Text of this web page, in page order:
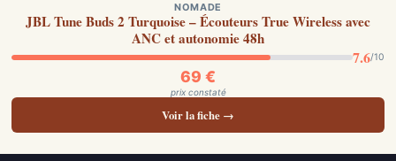
NOMADE
JBL Tune Buds 2 Turquoise – Écouteurs True Wireless avec
ANC et autonomie 48h
7.6/10
69 €
prix constaté
Voir la fiche →